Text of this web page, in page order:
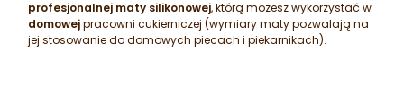
profesjonalnej maty silikonowej, którą możesz wykorzystać w
domowejpracowni cukierniczej (wymiary maty pozwalają na
jej stosowanie do domowych piecach i piekarnikach).